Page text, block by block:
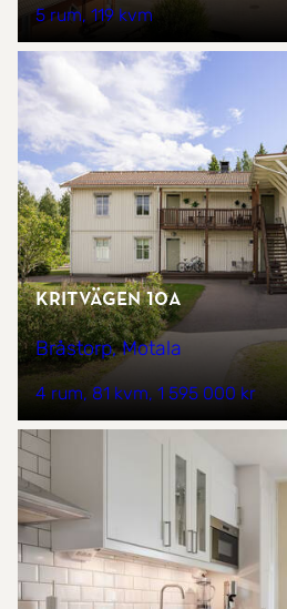
5 rum 119 kvm
Kritvägen 10A
Bråstorp, Motala
4 rum 81 kvm 1 595 000 kr